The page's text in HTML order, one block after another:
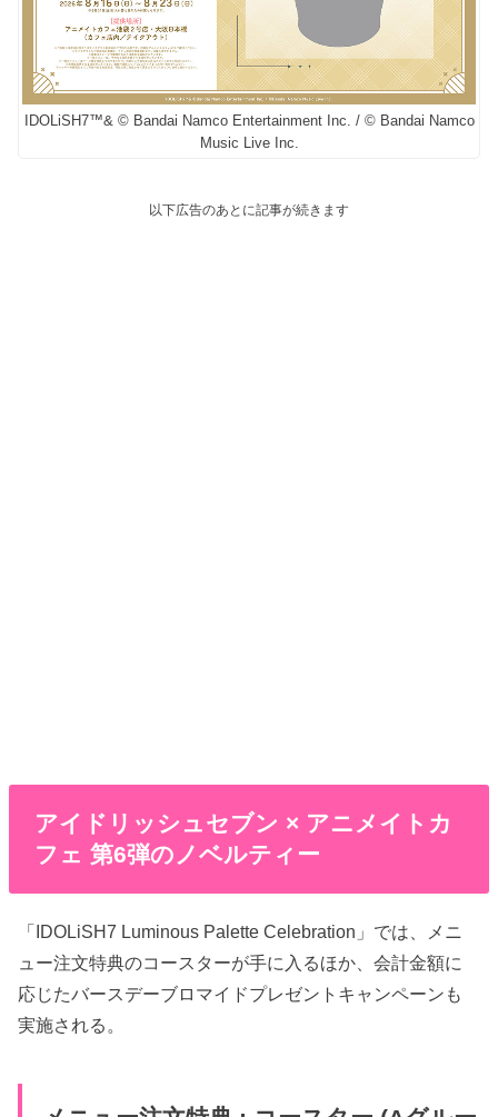
IDOLiSH7™& © Bandai Namco Entertainment Inc. / © Bandai Namco
Music Live Inc.
以下広告のあとに記事が続きます
アイドリッシュセブン × アニメイトカ
フェ 第6弾のノベルティー
「IDOLiSH7 Luminous Palette Celebration」では、メニ
ュー注文特典のコースターが手に入るほか、会計金額に
応じたバースデーブロマイドプレゼントキャンペーンも
実施される。